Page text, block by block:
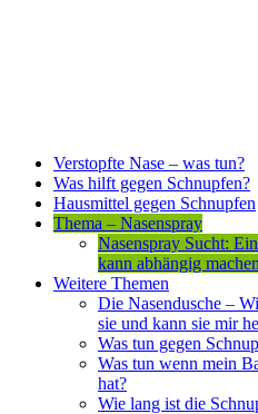
Verstopfte Nase – was tun?
Was hilft gegen Schnupfen?
Hausmittel gegen Schnupfen
Thema – Nasenspray
Nasenspray Sucht:
kann abhängig machen
Weitere Themen
Die Nasendusche –
sie und kann sie mir
Was tun gegen
Was tun wenn mein
hat?
Wie lang ist die